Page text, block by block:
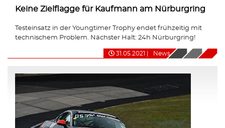
Keine Zielflagge für Kaufmann am Nürburgring
Testeinsatz in der Youngtimer Trophy endet frühzeitig mit
technischem Problem. Nächster Halt: 24h Nürburgring!
31.05.2021 News